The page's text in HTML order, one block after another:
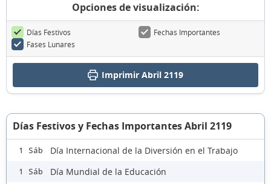
Opciones de visualización:
Días Festivos
Fechas Importantes
Fases Lunares
Imprimir Abril 2119
Días Festivos y Fechas Importantes Abril 2119
1 Sáb Día Internacional de la Diversión en el Trabajo
1 Sáb Día Mundial de la Educación